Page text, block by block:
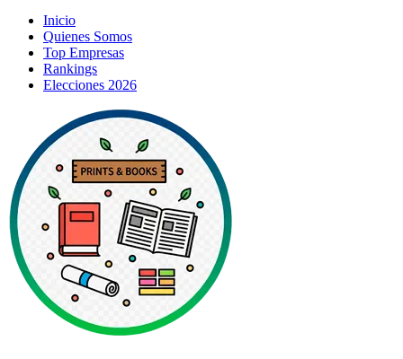
Inicio
Quienes Somos
Top Empresas
Rankings
Elecciones 2026